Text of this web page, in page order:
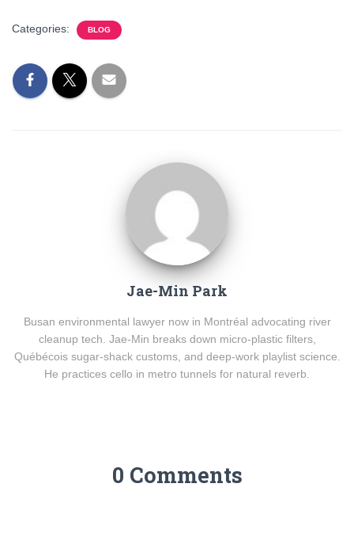
Categories: BLOG
Jae-Min Park
Busan environmental lawyer now in Montréal advocating river
cleanup tech. Jae-Min breaks down micro-plastic filters,
Québécois sugar-shack customs, and deep-work playlist science.
He practices cello in metro tunnels for natural reverb.
0 Comments